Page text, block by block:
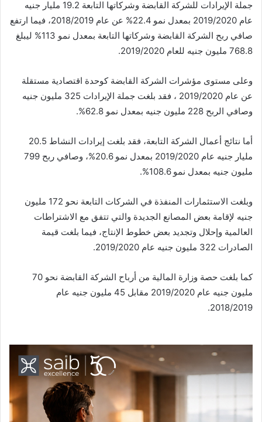
جملة الإيرادات للشركة القابضة وشركاتها التابعة 19.2 مليار جنيه
عام 2019/2020 بمعدل نمو 22.4% عن عام 2018/2019، فيما ارتفع
صافي ربح الشركة القابضة وشركاتها التابعة بمعدل نمو 113% ليبلغ
768.8 مليون جنيه للعام 2019/2020.
وعلى مستوى مؤشرات الشركة القابضة كوحدة اقتصادية مستقلة
عن عام 2019/2020 ، فقد بلغت جملة الإيرادات 325 مليون جنيه
وصافي الربح 228 مليون جنيه بمعدل نمو 62.8%.
أما نتائج أعمال الشركة التابعة، فقد بلغت إيرادات النشاط 20.5
مليار جنيه عام 2019/2020 بمعدل نمو 20.6%، وصافي ربح 799
مليون جنيه بمعدل نمو 108.6%.
وبلغت الاستثمارات المنفذة في الشركات التابعة نحو 172 مليون
جنيه لإقامة بعض المصانع الجديدة والتي تتفق مع الاشتراطات
العالمية وإحلال وتجديد بعض خطوط الإنتاج، فيما بلغت قيمة
الصادرات 322 مليون جنيه عام 2019/2020.
كما بلغت حصة وزارة المالية من أرباح الشركة القابضة نحو 70
مليون جنيه عام 2019/2020 مقابل 45 مليون جنيه عام
2018/2019.